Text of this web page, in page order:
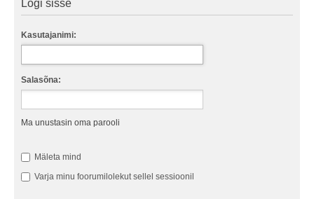
Logi sisse
Kasutajanimi:
Salasõna:
Ma unustasin oma parooli
Mäleta mind
Varja minu foorumilolekut sellel sessioonil